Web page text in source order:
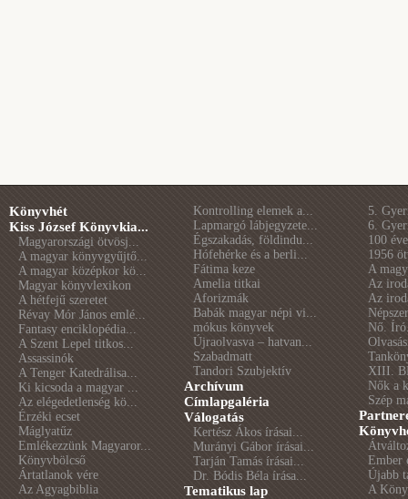
Könyvhét
Kiss József Könyvkia...
Magyarországi ötvösj...
A magyar könyvgyűjtő...
A magyar középkor kö...
Magyar könyvlexikon
A hétfejű szeretet
Révay Mór János emlé...
Fantasy enciklopédia...
A Szent Lepel titkos...
Assassinók
A Tenger Katedrálisa...
Ki kicsoda a magyar ...
Az elégedetlenség kö...
Érzéki ecset
Máglyatűz
Emlékezzünk Magyaror...
Könyvbölcső
Ártatlanok vére
Az Agyagbiblia
Kontrolling elemek a...
Lapmargó lábjegyzete...
Égszakadás, földindu...
Hófehérke és a berli...
Fátima keze
Amelia titkai
Aforizmák
Babák magyar népi vi...
mókus könyvek
Újraolvasva – hatvan...
Szabadmatt
Tandori Szubjektív
Archívum
Címlapgaléria
Válogatás
Kertész Ákos írásai...
Murányi Gábor írásai...
Tarján Tamás írásai...
Dr. Bódis Béla írása...
Tematikus lap
5.
6.
100
1956
A
Az
Az
Nő.
XIII.
Nők a
Szép
Ember
Újabb
A